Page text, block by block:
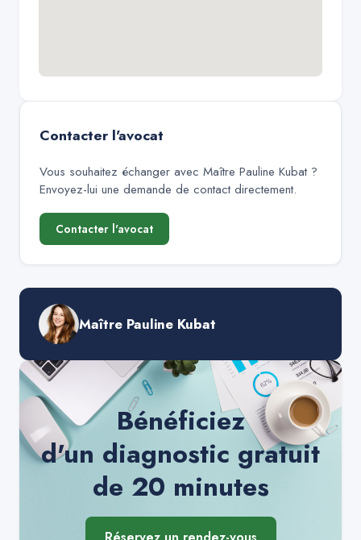
Contacter l'avocat
Vous souhaitez échanger avec Maître Pauline Kubat?
Envoyez-lui une demande de contact directement.
Contacter l'avocat
Maître Pauline Kubat
Bénéficiez
d'un diagnostic gratuit
de 20 minutes